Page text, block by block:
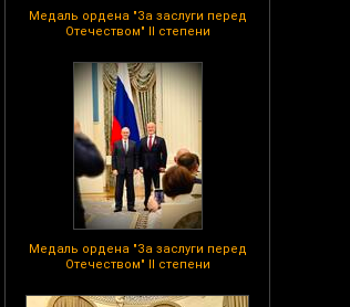
Медаль ордена "За заслуги перед
Отечеством" II степени
Медаль ордена "За заслуги перед
Отечеством" II степени